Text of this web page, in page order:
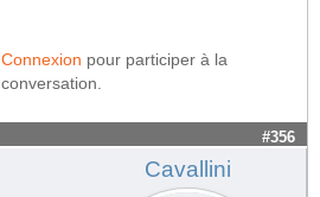
Connexion pour participer à la
conversation.
#356
Cavallini